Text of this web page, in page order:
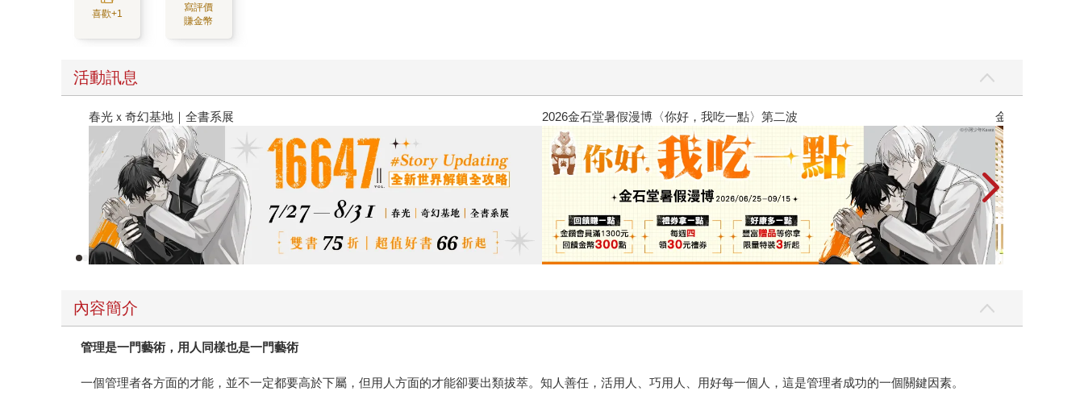
喜歡+1
寫評價
賺金幣
活動訊息
2026金石堂暑假漫博〈你好，我吃一點〉第二波
內容簡介
管理是一門藝術，用人同樣也是一門藝術
一個管理者各方面的才能，並不一定都要高於下屬，但用人方面的才能卻要出類拔萃。知人善任，活用人、巧用人、用好每一個人，這是管理者成功的一個關鍵因素。